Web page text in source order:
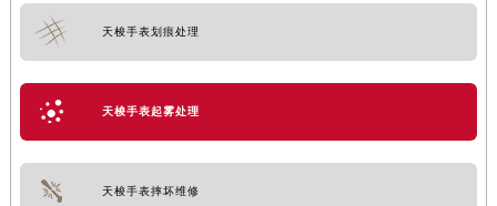
天梭手表划痕处理
天梭手表起雾处理
天梭手表摔坏维修